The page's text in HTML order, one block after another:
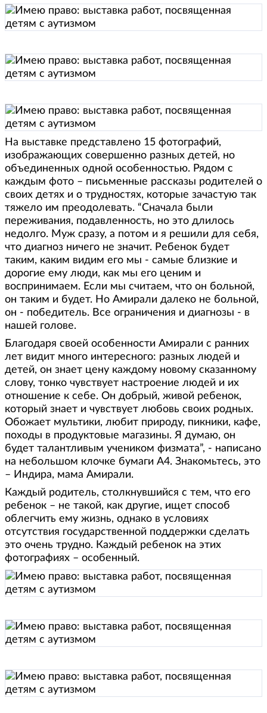
На выставке представлено 15 фотографий,
изображающих совершенно разных детей, но
объединенных одной особенностью. Рядом с
каждым фото – письменные рассказы родителей о
своих детях и о трудностях, которые зачастую так
тяжело им преодолевать. “Сначала были
переживания, подавленность, но это длилось
недолго. Муж сразу, а потом и я решили для себя,
что диагноз ничего не значит. Ребенок будет
таким, каким видим его мы - самые близкие и
дорогие ему люди, как мы его ценим и
воспринимаем. Если мы считаем, что он больной,
он таким и будет. Но Амирали далеко не больной,
он - победитель. Все ограничения и диагнозы - в
нашей голове.
Благодаря своей особенности Амирали с ранних
лет видит много интересного: разных людей и
детей, он знает цену каждому новому сказанному
слову, тонко чувствует настроение людей и их
отношение к себе. Он добрый, живой ребенок,
который знает и чувствует любовь своих родных.
Обожает мультики, любит природу, пикники, кафе,
походы в продуктовые магазины. Я думаю, он
будет талантливым учеником физмата”, - написано
на небольшом клочке бумаги А4. Знакомьтесь, это
– Индира, мама Амирали.
Каждый родитель, столкнувшийся с тем, что его
ребенок – не такой, как другие, ищет способ
облегчить ему жизнь, однако в условиях
отсутствия государственной поддержки сделать
это очень трудно. Каждый ребенок на этих
фотографиях – особенный.